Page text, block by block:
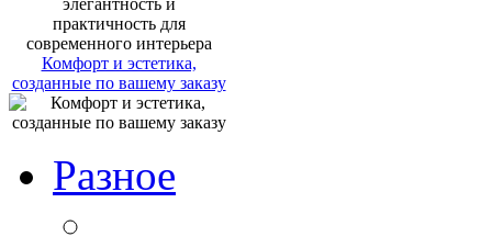
Комфорт и эстетика,
созданные по вашему заказу
Разное